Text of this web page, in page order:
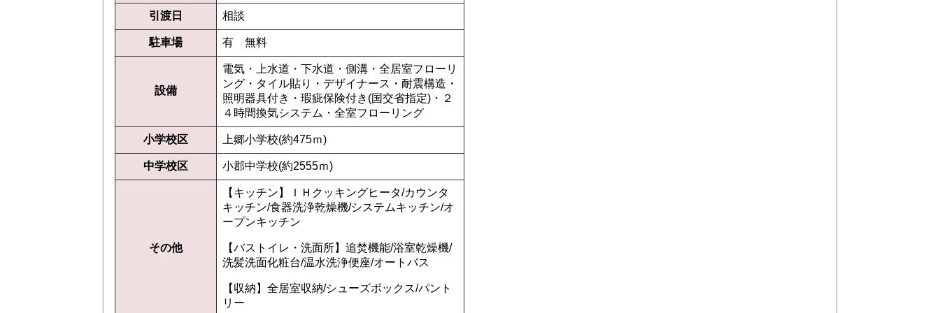
引渡日 相談
駐車場 有 無料
設備
電気・上水道・下水道・側溝・全居室フローリ
ング・タイル貼り・デザイナース・耐震構造・
照明器具付き・瑕疵保険付き(国交省指定)・２
４時間換気システム・全室フローリング
小学校区 上郷小学校(約475ｍ)
中学校区 小郡中学校(約2555ｍ)
その他
【キッチン】ＩＨクッキングヒータ/カウンタ
キッチン/食器洗浄乾燥機/システムキッチン/オ
ープンキッチン
【バストイレ・洗面所】追焚機能/浴室乾燥機/
洗髪洗面化粧台/温水洗浄便座/オートバス
【収納】全居室収納/シューズボックス/パント
リー